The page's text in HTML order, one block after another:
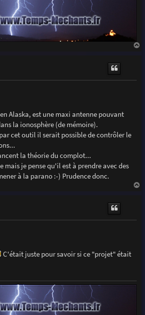
Alaska, est une maxi antenne pouvant
la ionosphère (de mémoire).
cet outil il serait possible de contrôler le
la théorie du complot...
mais je pense qu'il est à prendre avec des
à la parano :-) Prudence donc.
C'était juste pour savoir si ce "projet" était